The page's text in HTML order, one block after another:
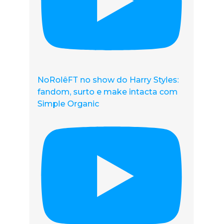
NoRolêFT no show do Harry Styles:
fandom, surto e make intacta com
Simple Organic